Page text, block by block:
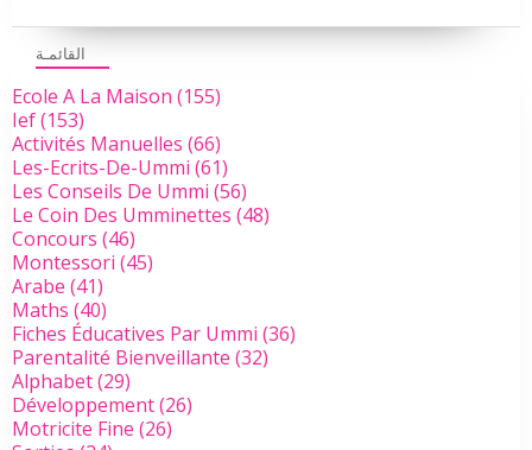
القائمـة
Ecole A La Maison (155)
Ief(153)
Activités Manuelles (66)
Les-Ecrits-De-Ummi (61)
Les Conseils De Ummi (56)
Le Coin Des Umminettes (48)
Concours (46)
Montessori (45)
Arabe (41)
Maths (40)
Fiches Éducatives Par Ummi (36)
Parentalité Bienveillante (32)
Alphabet(29)
Développement(26)
Motricite Fine (26)